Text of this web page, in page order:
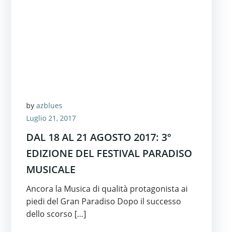
byazblues
Luglio 21, 2017
DAL 18 AL 21 AGOSTO 2017: 3°
EDIZIONE DEL FESTIVAL PARADISO
MUSICALE
Ancora la Musica di qualità protagonista ai
piedi del Gran Paradiso Dopo il successo
dello scorso […]